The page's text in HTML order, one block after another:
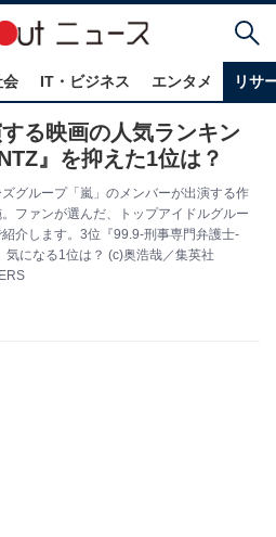
会 IT・ビジネス エンタメ リサ
る映画の人気ランキン
』を抑えた1位は？
グループ「嵐」のメンバーが出演する作
ファンが選んだ、トップアイドルグルー
介します。3位『99.9-刑事専門弁護士-
になる1位は？ (c)奥浩哉／集英社